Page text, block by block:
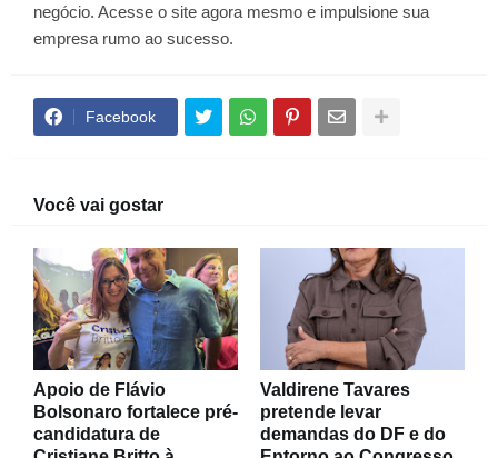
negócio. Acesse o site agora mesmo e impulsione sua
empresa rumo ao sucesso.
Facebook
Você vai gostar
Apoio de Flávio
Bolsonaro fortalece pré-
candidatura de
Valdirene Tavares
pretende levar
demandas do DF e do